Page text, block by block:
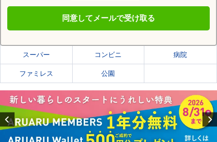
同意してメールで受け取る
石狩市の施設一覧
スーパー コンビニ 病院
ファミレス 公園
Previous